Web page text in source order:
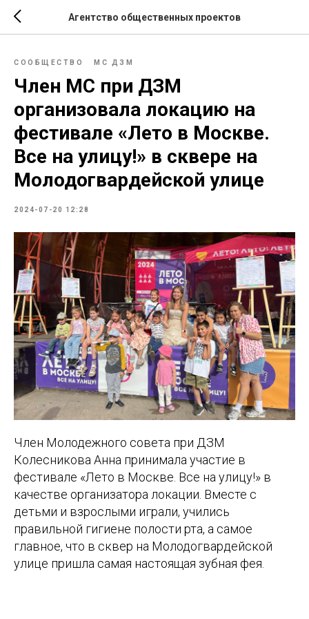
Агентство общественных проектов
СООБЩЕСТВО МС ДЗМ
Член МС при ДЗМ
организовала локацию на
фестивале «Лето в Москве.
Все на улицу!» в сквере на
Молодогвардейской улице
2024-07-20 12:28
Член Молодежного совета при ДЗМ
Колесникова Анна принимала участие в
фестивале «Лето в Москве. Все на улицу!» в
качестве организатора локации. Вместе с
детьми и взрослыми играли, учились
правильной гигиене полости рта, а самое
главное, что в сквер на Молодогвардейской
улице пришла самая настоящая зубная фея.